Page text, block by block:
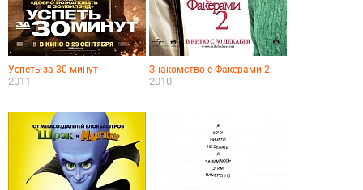
Успеть за 30 минут
2011
Знакомство с Факерами 2
2010